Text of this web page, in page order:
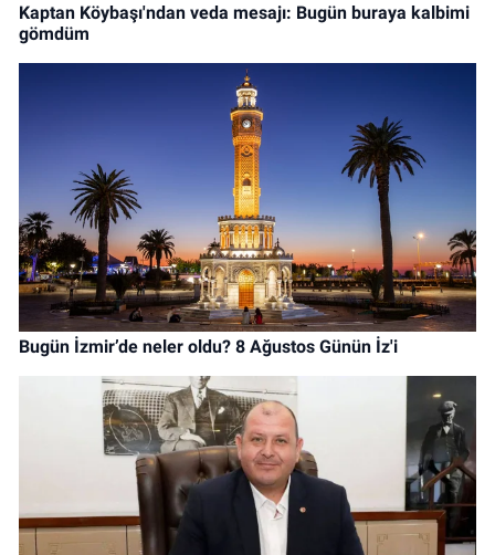
Kaptan Köybaşı'ndan veda mesajı: Bugün buraya kalbimi
gömdüm
Bugün İzmir’de neler oldu? 8 Ağustos Günün İz'i